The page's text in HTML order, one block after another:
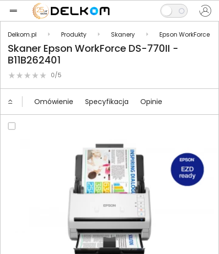
Delkom.pl Produkty Skanery Epson WorkForce
Skaner Epson WorkForce DS-770II -
B11B262401
0/5
Omówienie Specyfikacja Opinie